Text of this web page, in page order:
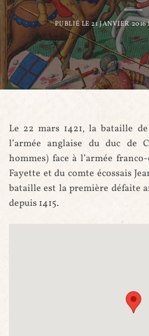
PUBLIÉ LE21 JANVIER 2016
Le 22 mars 1421, la bataille
l’armée anglaise du duc de
hommes) face à l’armée
Fayette et du comte écossais
bataille est la première défaite
depuis 1415.